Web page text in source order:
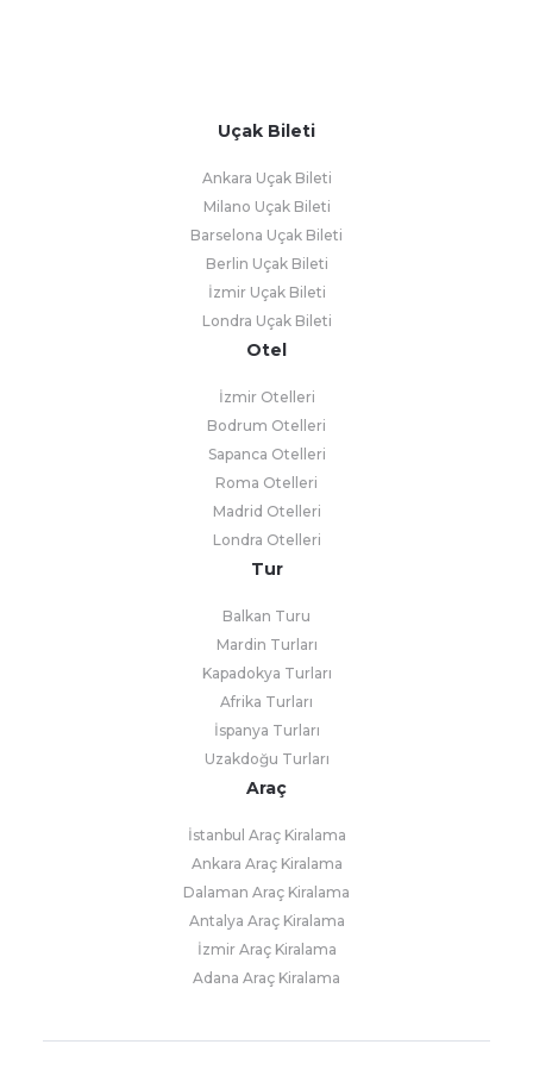
Uçak Bileti
Ankara Uçak Bileti
Milano Uçak Bileti
Barselona Uçak Bileti
Berlin Uçak Bileti
İzmir Uçak Bileti
Londra Uçak Bileti
Otel
İzmir Otelleri
Bodrum Otelleri
Sapanca Otelleri
Roma Otelleri
Madrid Otelleri
Londra Otelleri
Tur
Balkan Turu
Mardin Turları
Kapadokya Turları
Afrika Turları
İspanya Turları
Uzakdoğu Turları
Araç
İstanbul Araç Kiralama
Ankara Araç Kiralama
Dalaman Araç Kiralama
Antalya Araç Kiralama
İzmir Araç Kiralama
Adana Araç Kiralama